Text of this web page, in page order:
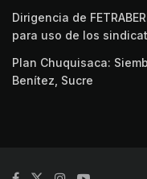
Dirigencia de
para uso de los
Plan Chuquisaca:
Benítez, Sucre